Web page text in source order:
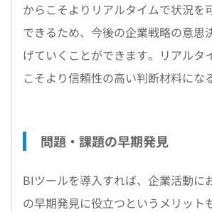
からこそよりリアルタイムで状況を
できるため、今後の企業戦略の意思
げていくことができます。リアルタ
こそより信頼性の高い判断材料にな
問題・課題の早期発見
BIツールを導入すれば、企業活動に
の早期発見に役立つというメリット